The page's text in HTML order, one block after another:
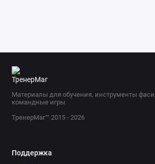
Материалы для обучения, инструменты
командные игры
ТренерМаг™ 2015 - 2026
Поддержка